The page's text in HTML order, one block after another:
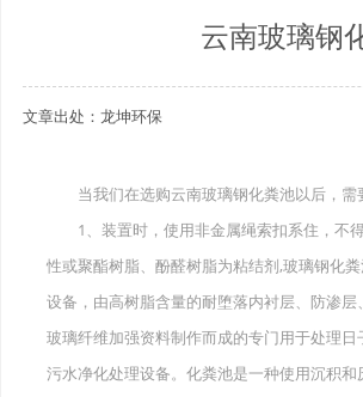
四川玻璃钢化粪池逐渐取代传统玻
关于重庆玻璃钢化粪池的这些基础知
在安装绵阳玻璃钢化粪池时可能遇到
使用成都玻璃钢化粪池的七大好处你
云南玻璃钢
文章出处：龙坤环保
当我们在选购云南玻璃钢化粪池以后，需
1、装置时，使用非金属绳索扣系住，不得
性或聚酯树脂、酚醛树脂为粘结剂,玻璃钢化
设备，由高树脂含量的耐堕落内衬层、防渗
玻璃纤维加强资料制作而成的专门用于处理
污水净化处理设备。化粪池是一种使用沉积